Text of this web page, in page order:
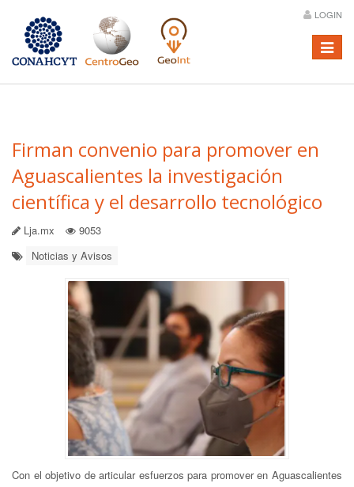
LOGIN
Menú
Firman convenio para promover en
Aguascalientes la investigación
científica y el desarrollo tecnológico
Lja.mx
9053
Noticias y Avisos
Con el objetivo de articular esfuerzos para promover en Aguascalientes